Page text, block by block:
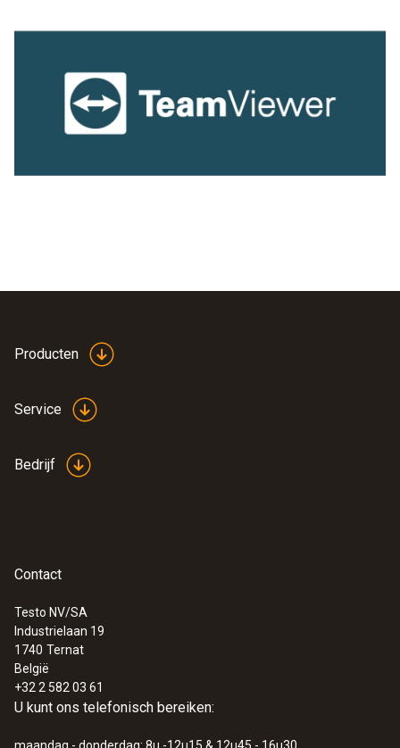
Producten
Service
Bedrijf
Contact
Testo NV/SA
Industrielaan 19
1740 Ternat
België
+32 2 582 03 61
U kunt ons telefonisch bereiken: